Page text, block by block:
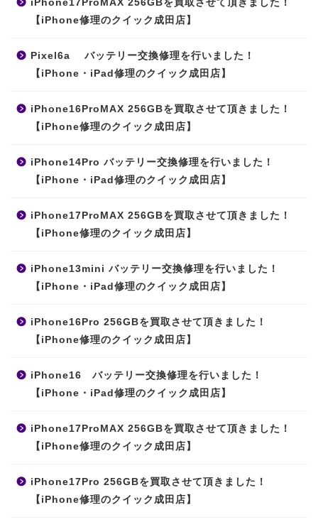
iPhone17ProMAX 256GBを買取させて頂きました！
【iPhone修理のクイック成田店】
Pixel6a バッテリー交換修理を行いました！
【iPhone・iPad修理のクイック成田店】
iPhone16ProMAX 256GBを買取させて頂きました！
【iPhone修理のクイック成田店】
iPhone14Pro バッテリー交換修理を行いました！
【iPhone・iPad修理のクイック成田店】
iPhone17ProMAX 256GBを買取させて頂きました！
【iPhone修理のクイック成田店】
iPhone13mini バッテリー交換修理を行いました！
【iPhone・iPad修理のクイック成田店】
iPhone16Pro 256GBを買取させて頂きました！
【iPhone修理のクイック成田店】
iPhone16 バッテリー交換修理を行いました！
【iPhone・iPad修理のクイック成田店】
iPhone17ProMAX 256GBを買取させて頂きました！
【iPhone修理のクイック成田店】
iPhone17Pro 256GBを買取させて頂きました！
【iPhone修理のクイック成田店】